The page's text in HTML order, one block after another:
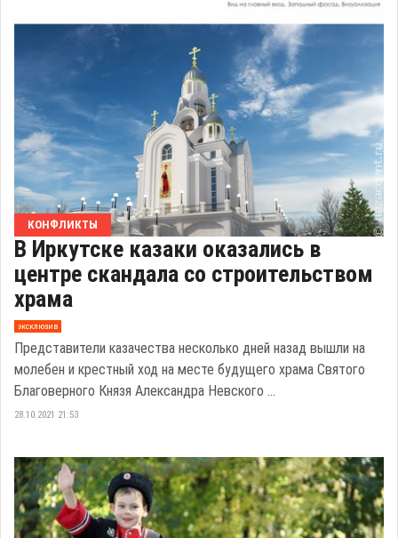
КОНФЛИКТЫ
В Иркутске казаки оказались в
центре скандала со строительством
храма
эксклюзив
Представители казачества несколько дней назад вышли на
молебен и крестный ход на месте будущего храма Святого
Благоверного Князя Александра Невского ...
28.10.2021 21:53